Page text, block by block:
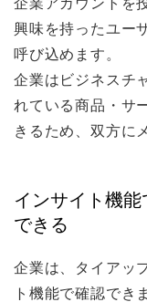
興味を持ったユー
呼び込めます。
企業はビジネスチ
れている商品・サ
きるため、双方に
インサイト機
できる
企業は、タイアッ
ト機能で確認でき